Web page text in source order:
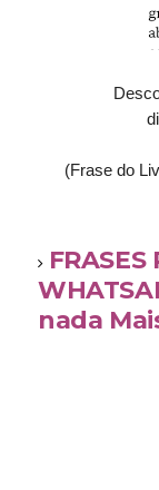
(Frase do
FRASES
nada